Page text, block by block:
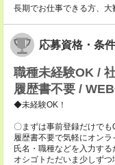
長期でお仕事できる方、大
応募資格・条件
職種未経験OK /
履歴書不要 /
◆未経験OK！
〇まずは事前登録だけでも
履歴書不要で気軽にオン
氏名・職種などを入力す
オシゴトただいま少しず